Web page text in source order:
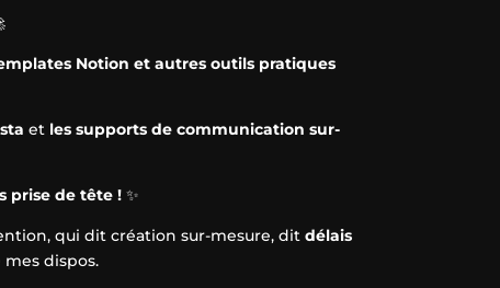
Notion et autres outils pratiques
et les supports de communication sur-
prise de tête ! ✨
qui dit création sur-mesure, dit délais
dispos.